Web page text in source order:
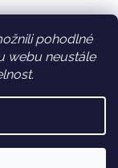
pohodlné
webu neustále